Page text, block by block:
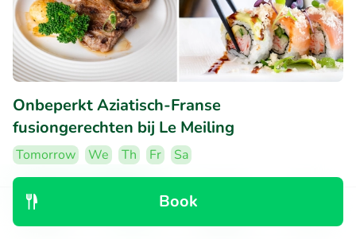
Book
Onbeperkt Aziatisch-Franse
fusiongerechten bij Le Meiling
Tomorrow We Th Fr
Sa
9.7
• 152 reviews